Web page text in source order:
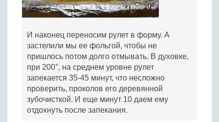
И наконец переносим рулет в форму. А
застелили мы ее фольгой, чтобы не
пришлось потом долго отмывать. В духовке,
при 200°, на среднем уровне рулет
запекается 35-45 минут, что несложно
проверить, проколов его деревянной
зубочисткой. И еще минут 10 даем ему
отдохнуть после запекания.